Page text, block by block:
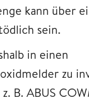
kann über
sein.
in einen
zu
B. ABUS